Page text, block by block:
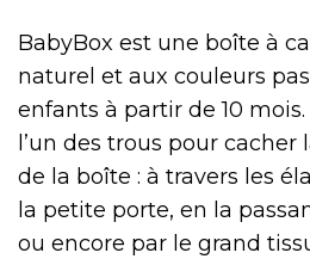
BabyBox est une boîte à
naturel et aux couleurs
enfants à partir de 10
l’un des trous pour cacher
de la boîte : à travers les
la petite porte, en la
ou encore par le grand